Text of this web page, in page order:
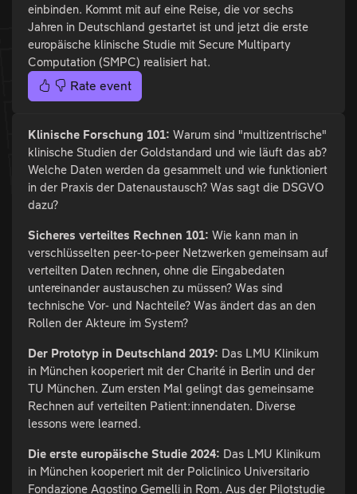
einbinden. Kommt mit auf eine Reise, die vor sechs
Jahren in Deutschland gestartet ist und jetzt die erste
europäische klinische Studie mit Secure Multiparty
Computation (SMPC) realisiert hat.
Rate event
Klinische Forschung 101: Warum sind "multizentrische"
klinische Studien der Goldstandard und wie läuft das ab?
Welche Daten werden da gesammelt und wie funktioniert
in der Praxis der Datenaustausch? Was sagt die DSGVO
dazu?
Sicheres verteiltes Rechnen 101: Wie kann man in
verschlüsselten peer-to-peer Netzwerken gemeinsam auf
verteilten Daten rechnen, ohne die Eingabedaten
untereinander austauschen zu müssen? Was sind
technische Vor- und Nachteile? Was ändert das an den
Rollen der Akteure im System?
Der Prototyp in Deutschland 2019: Das LMU Klinikum
in München kooperiert mit der Charité in Berlin und der
TU München. Zum ersten Mal gelingt das gemeinsame
Rechnen auf verteilten Patient:innendaten. Diverse
lessons were learned.
Die erste europäische Studie 2024: Das LMU Klinikum
in München kooperiert mit der Policlinico Universitario
Fondazione Agostino Gemelli in Rom. Aus der Pilotstudie